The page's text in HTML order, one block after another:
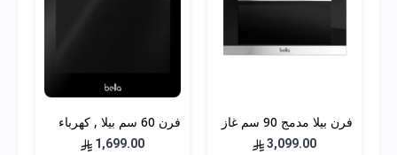
فرن بيلا مدمج 90 سم غاز
3,099.00
فرن 60 سم بيلا , كهرباء
1,699.00